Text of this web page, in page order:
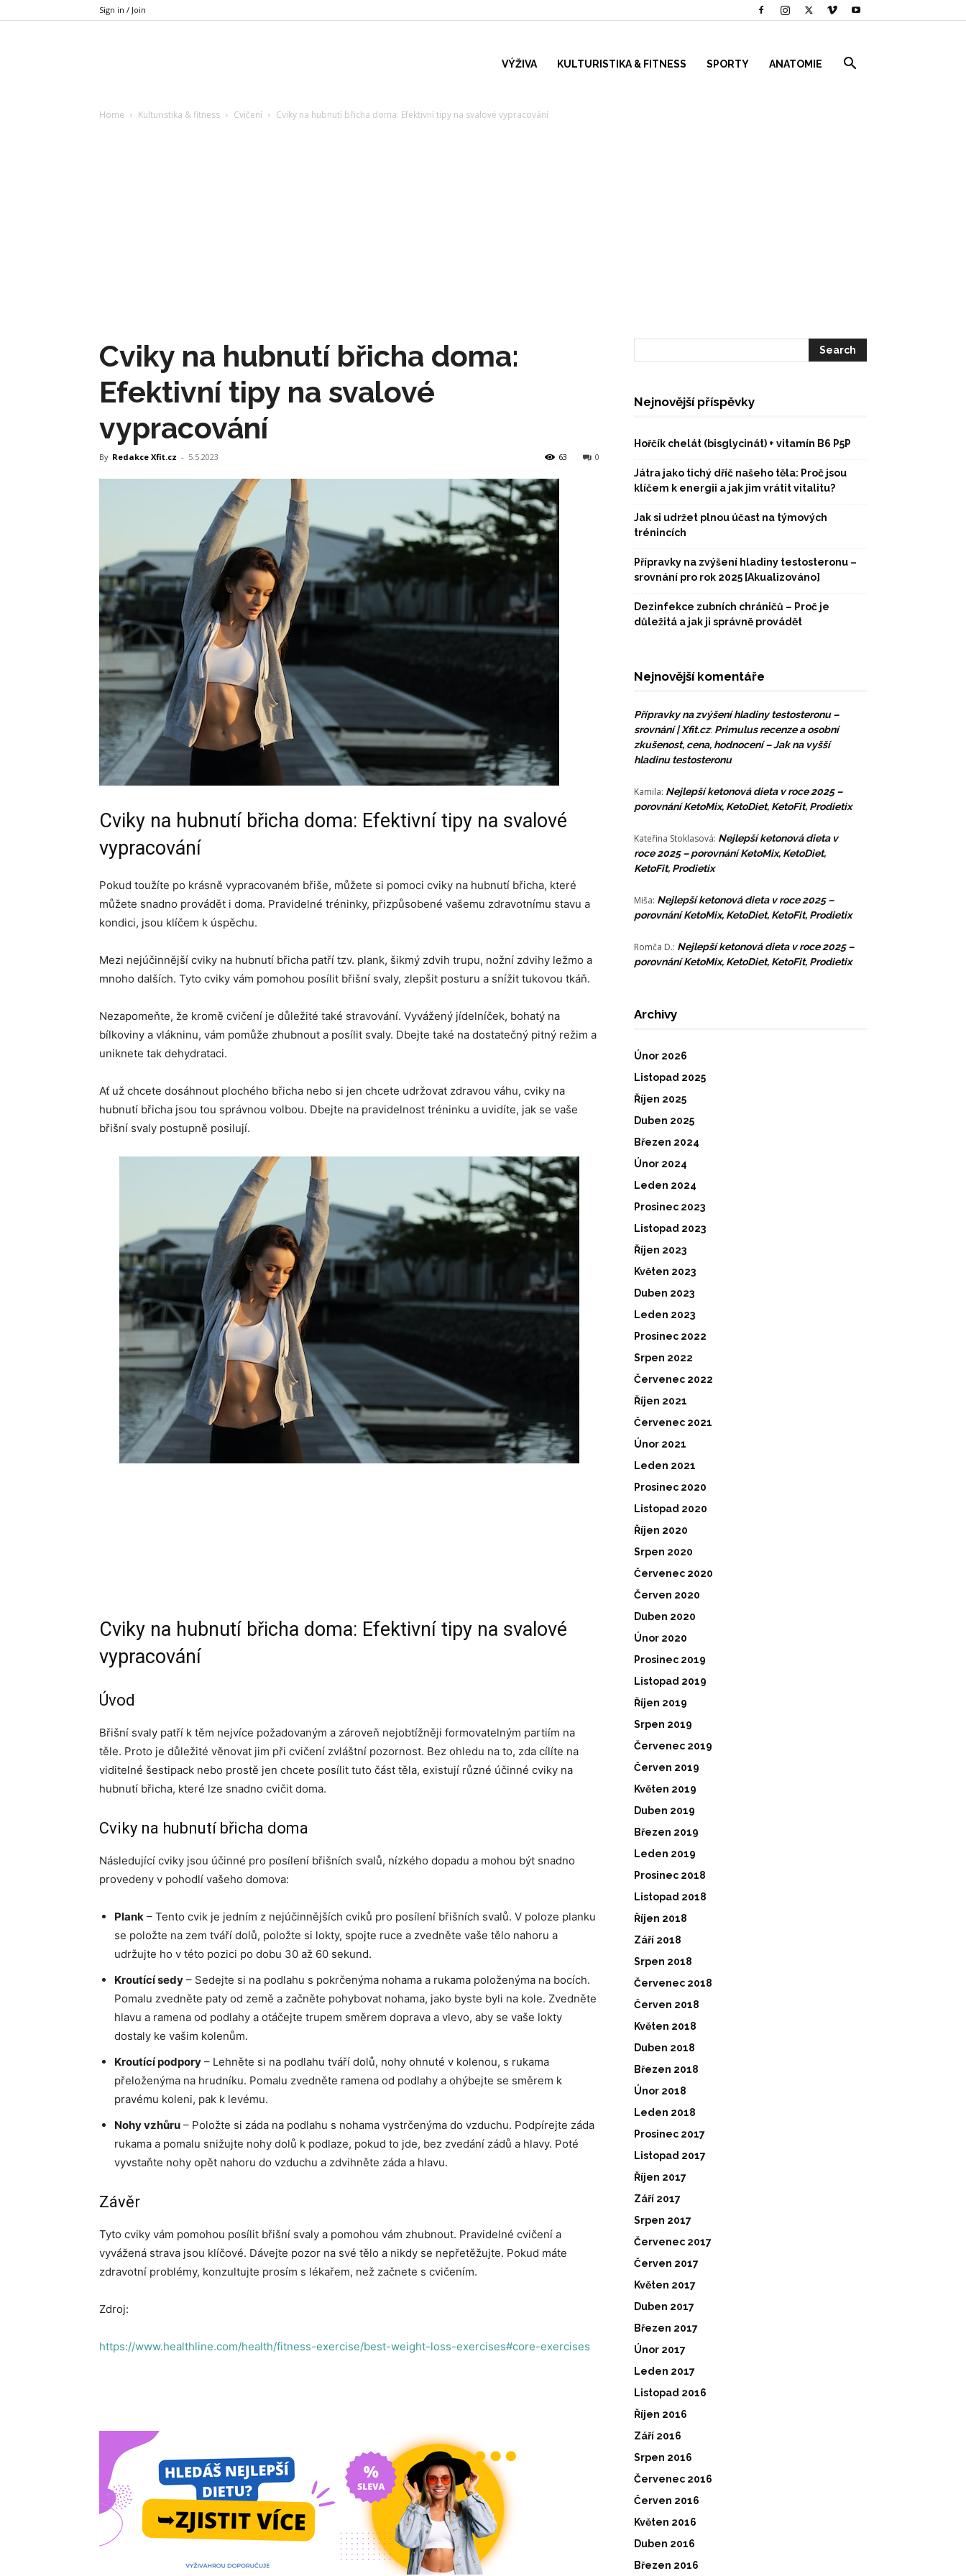
Sign in / Join
VÝŽIVA KULTURISTIKA & FITNESS SPORTY ANATOMIE
Home Kulturistika & fitness Cvičení Cviky na hubnutí břicha doma: Efektivní tipy na svalové vypracování
Cviky na hubnutí břicha doma:
Efektivní tipy na svalové
vypracování
By Redakce Xfit.cz - 5.5.2023 0
63
Cviky na hubnutí břicha doma: Efektivní tipy na svalové
vypracování
Pokud toužíte po krásně vypracovaném břiše, můžete si pomoci cviky na hubnutí břicha, které
můžete snadno provádět i doma. Pravidelné tréninky, přizpůsobené vašemu zdravotnímu stavu a
kondici, jsou klíčem k úspěchu.
Mezi nejúčinnější cviky na hubnutí břicha patří tzv. plank, šikmý zdvih trupu, nožní zdvihy ležmo a
mnoho dalších. Tyto cviky vám pomohou posílit břišní svaly, zlepšit posturu a snížit tukovou tkáň.
Nezapomeňte, že kromě cvičení je důležité také stravování. Vyvážený jídelníček, bohatý na
bílkoviny a vlákninu, vám pomůže zhubnout a posílit svaly. Dbejte také na dostatečný pitný režim a
uniknete tak dehydrataci.
Ať už chcete dosáhnout plochého břicha nebo si jen chcete udržovat zdravou váhu, cviky na
hubnutí břicha jsou tou správnou volbou. Dbejte na pravidelnost tréninku a uvidíte, jak se vaše
břišní svaly postupně posilují.
Cviky na hubnutí břicha doma: Efektivní tipy na svalové
vypracování
Úvod
Břišní svaly patří k těm nejvíce požadovaným a zároveň nejobtížněji formovatelným partiím na
těle. Proto je důležité věnovat jim při cvičení zvláštní pozornost. Bez ohledu na to, zda cílíte na
viditelné šestipack nebo prostě jen chcete posílit tuto část těla, existují různé účinné cviky na
hubnutí břicha, které lze snadno cvičit doma.
Cviky na hubnutí břicha doma
Následující cviky jsou účinné pro posílení břišních svalů, nízkého dopadu a mohou být snadno
provedeny v pohodlí vašeho domova:
Plank – Tento cvik je jedním z nejúčinnějších cviků pro posílení břišních svalů. V poloze planku
se položte na zem tváří dolů, položte si lokty, spojte ruce a zvedněte vaše tělo nahoru a
udržujte ho v této pozici po dobu 30 až 60 sekund.
Kroutící sedy – Sedejte si na podlahu s pokrčenýma nohama a rukama položenýma na bocích.
Pomalu zvedněte paty od země a začněte pohybovat nohama, jako byste byli na kole. Zvedněte
hlavu a ramena od podlahy a otáčejte trupem směrem doprava a vlevo, aby se vaše lokty
dostaly ke vašim kolenům.
Kroutící podpory – Lehněte si na podlahu tváří dolů, nohy ohnuté v kolenou, s rukama
přeloženýma na hrudníku. Pomalu zvedněte ramena od podlahy a ohýbejte se směrem k
pravému koleni, pak k levému.
Nohy vzhůru – Položte si záda na podlahu s nohama vystrčenýma do vzduchu. Podpírejte záda
rukama a pomalu snižujte nohy dolů k podlaze, pokud to jde, bez zvedání zádů a hlavy. Poté
vyvstaňte nohy opět nahoru do vzduchu a zdvihněte záda a hlavu.
Závěr
Tyto cviky vám pomohou posílit břišní svaly a pomohou vám zhubnout. Pravidelné cvičení a
vyvážená strava jsou klíčové. Dávejte pozor na své tělo a nikdy se nepřetěžujte. Pokud máte
zdravotní problémy, konzultujte prosím s lékařem, než začnete s cvičením.
Zdroj:
https://www.healthline.com/health/fitness-exercise/best-weight-loss-exercises#core-exercises
Nejnovější příspěvky
Hořčík chelát (bisglycinát) + vitamín B6 P5P
Játra jako tichý dříč našeho těla: Proč jsou
klíčem k energii a jak jim vrátit vitalitu?
Jak si udržet plnou účast na týmových
trénincích
Přípravky na zvýšení hladiny testosteronu –
srovnání pro rok 2025 [Akualizováno]
Dezinfekce zubních chráničů – Proč je
důležitá a jak ji správně provádět
Nejnovější komentáře
Přípravky na zvýšení hladiny testosteronu –
srovnání | Xfit.cz: Primulus recenze a osobní
zkušenost, cena, hodnocení – Jak na vyšší
hladinu testosteronu
Kamila: Nejlepší ketonová dieta v roce 2025 –
porovnání KetoMix, KetoDiet, KetoFit, Prodietix
Kateřina Stoklasová: Nejlepší ketonová dieta v
roce 2025 – porovnání KetoMix, KetoDiet,
KetoFit, Prodietix
Miša: Nejlepší ketonová dieta v roce 2025 –
porovnání KetoMix, KetoDiet, KetoFit, Prodietix
Romča D.: Nejlepší ketonová dieta v roce 2025 –
porovnání KetoMix, KetoDiet, KetoFit, Prodietix
Archivy
Únor 2026
Listopad 2025
Říjen 2025
Duben 2025
Březen 2024
Únor 2024
Leden 2024
Prosinec 2023
Listopad 2023
Říjen 2023
Květen 2023
Duben 2023
Leden 2023
Prosinec 2022
Srpen 2022
Červenec 2022
Říjen 2021
Červenec 2021
Únor 2021
Leden 2021
Prosinec 2020
Listopad 2020
Říjen 2020
Srpen 2020
Červenec 2020
Červen 2020
Duben 2020
Únor 2020
Prosinec 2019
Listopad 2019
Říjen 2019
Srpen 2019
Červenec 2019
Červen 2019
Květen 2019
Duben 2019
Březen 2019
Leden 2019
Prosinec 2018
Listopad 2018
Říjen 2018
Září 2018
Srpen 2018
Červenec 2018
Červen 2018
Květen 2018
Duben 2018
Březen 2018
Únor 2018
Leden 2018
Prosinec 2017
Listopad 2017
Říjen 2017
Září 2017
Srpen 2017
Červenec 2017
Červen 2017
Květen 2017
Duben 2017
Březen 2017
Únor 2017
Leden 2017
Listopad 2016
Říjen 2016
Září 2016
Srpen 2016
Červenec 2016
Červen 2016
Květen 2016
Duben 2016
Březen 2016